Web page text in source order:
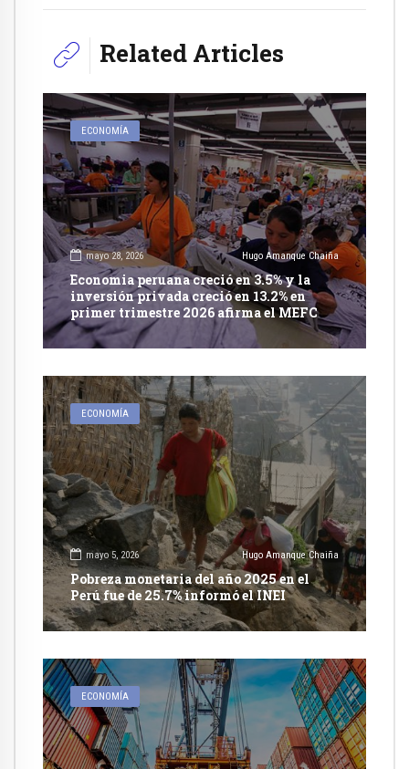
Related Articles
ECONOMÍA
mayo 28, 2026 Hugo Amanque Chaiña
Economia peruana creció en 3.5% y la
inversión privada creció en 13.2% en
primer trimestre 2026 afirma el MEFC
ECONOMÍA
mayo 5, 2026 Hugo Amanque Chaiña
Pobreza monetaria del año 2025 en el
Perú fue de 25.7% informó el INEI
ECONOMÍA